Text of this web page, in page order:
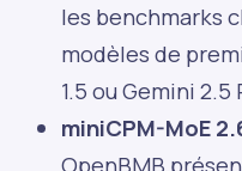
les benchmarks
modèles de
1.5 ou Gemini 2.5
miniCPM-MoE